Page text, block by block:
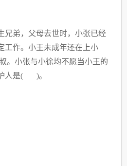
兄弟，父母去世时，小张已经
工作。小王未成年还在上小
。小张与小徐均不愿当小王的
人是( )。